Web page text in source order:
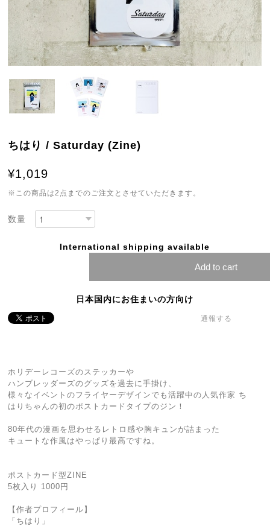
ちはり / Saturday (Zine)
¥1,019
※この商品は2点までのご注文とさせていただきます。
数量
International shipping available
Add to cart
日本国内にお住まいの方向け
通報する
ホリデーレコーズのステッカーや
ハンブレッダーズのグッズを過去に手掛け、
様々なイベントのフライヤーデザインでも活躍中の人気作家 ち
はりちゃんの初のポストカードタイプのジン！
80年代の漫画を思わせるレトロ感や胸キュンが詰まった
キュートな作風はやっぱり最高ですね。
ポストカード型ZINE
5枚入り 1000円
【作者プロフィール】
「ちはり」